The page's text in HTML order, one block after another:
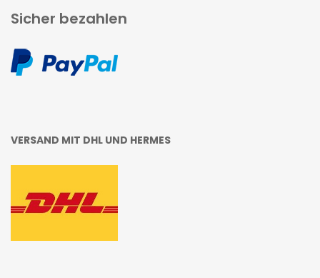
Sicher bezahlen
VERSAND MIT DHL UND HERMES